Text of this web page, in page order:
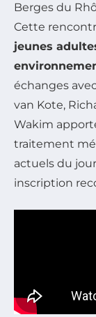
Berges du
Cette
jeunes
échanges
van Kote,
Wakim
traitement
actuels du
inscription